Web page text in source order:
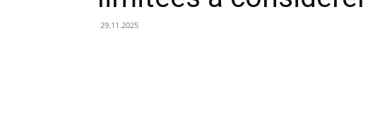
29.11.2025